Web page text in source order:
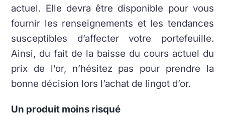
actuel. Elle devra être disponible pour vous
fournir les renseignements et les tendances
susceptibles d’affecter votre portefeuille.
Ainsi, du fait de la baisse du cours actuel du
prix de l’or, n’hésitez pas pour prendre la
bonne décision lors l’achat de lingot d’or.
Un produit moins risqué